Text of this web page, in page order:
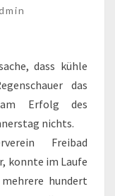
dass kühle
das
Erfolg des
nichts.
Freibad
konnte im Laufe
hundert